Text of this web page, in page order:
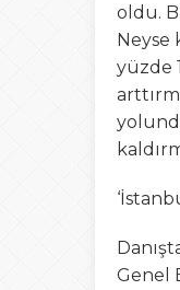
oldu.
Neyse
yüzde
Genel